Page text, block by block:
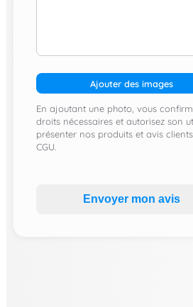
Ajouter des images
En ajoutant une photo, vous
droits nécessaires et autorisez son
présenter nos produits et avis
CGU.
Envoyer mon avis